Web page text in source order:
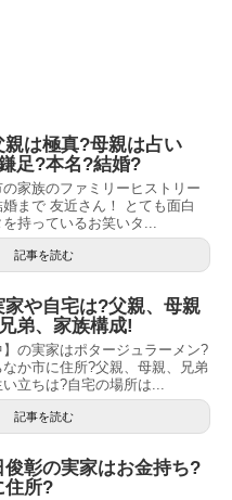
は極真?母親は占い
足?本名?結婚?
家族のファミリーヒストリー
まで 友近さん！ とても面白
持っているお笑いタ...
記事を読む
や自宅は?父親、母親
弟、家族構成!
の実家はポタージュラーメン?
か市に住所?父親、母親、兄弟
立ちは?自宅の場所は...
記事を読む
俊彰の実家はお金持ち?
住所?